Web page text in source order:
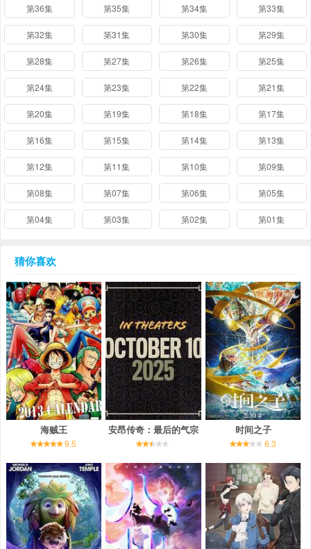
第36集 第35集 第34集 第33集
第32集 第31集 第30集 第29集
第28集 第27集 第26集 第25集
第24集 第23集 第22集 第21集
第20集 第19集 第18集 第17集
第16集 第15集 第14集 第13集
第12集 第11集 第10集 第09集
第08集 第07集 第06集 第05集
第04集 第03集 第02集 第01集
猜你喜欢
海贼王
9.5
安昂传奇：最后的气宗 时间之子
6.3